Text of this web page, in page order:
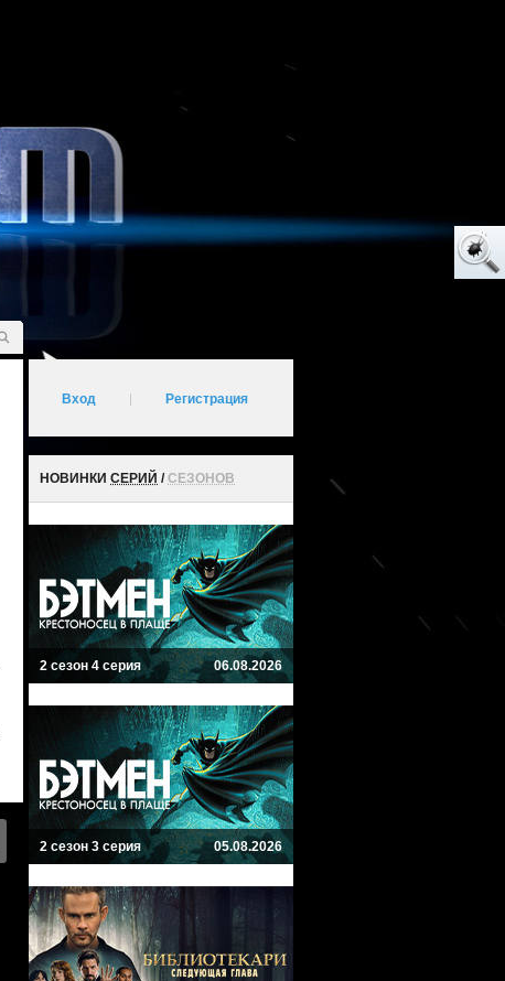
Вход Регистрация
НОВИНКИ СЕРИЙ /СЕЗОНОВ
2 сезон 4 серия 06.08.2026
2 сезон 3 серия 05.08.2026